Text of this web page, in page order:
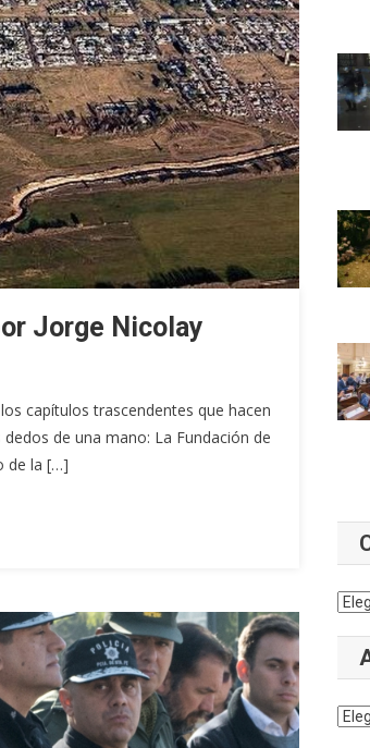
Jorge Nicolay
capítulos trascendentes que hacen
de una mano: La Fundación de
de la […]